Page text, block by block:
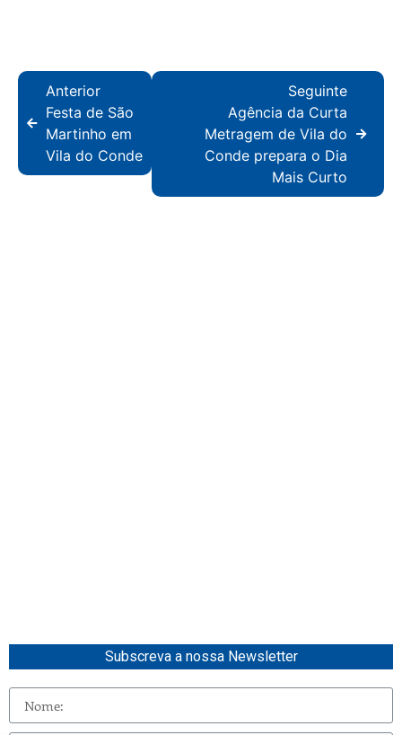
Anterior
Festa de São
Martinho em
Vila do Conde
Seguinte
Agência da Curta
Metragem de Vila do
Conde prepara o Dia
Mais Curto
Subscreva a nossa Newsletter